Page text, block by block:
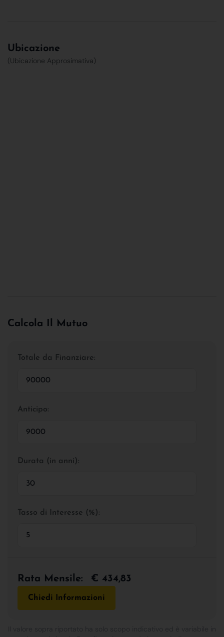
Ubicazione
(Ubicazione Approsimativa)
Calcola Il Mutuo
Totale da Finanziare:
Anticipo:
Durata (in anni):
Tasso di Interesse (%):
Rata Mensile: € 434,83
Chiedi Informazioni